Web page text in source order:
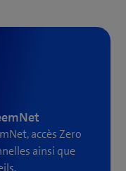
accès Zero
ainsi que